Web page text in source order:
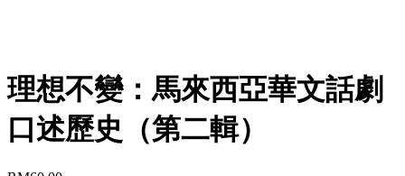
理想不變：馬來西亞華文話劇
口述歷史（第二輯）